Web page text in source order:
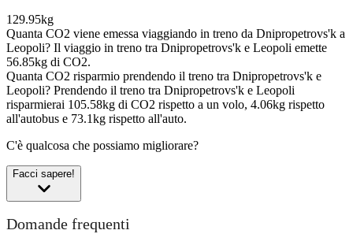
129.95kg
Quanta CO2 viene emessa viaggiando in treno da Dnipropetrovs'k a
Leopoli? Il viaggio in treno tra Dnipropetrovs'k e Leopoli emette
56.85kg di CO2.
Quanta CO2 risparmio prendendo il treno tra Dnipropetrovs'k e
Leopoli? Prendendo il treno tra Dnipropetrovs'k e Leopoli
risparmierai 105.58kg di CO2 rispetto a un volo, 4.06kg rispetto
all'autobus e 73.1kg rispetto all'auto.
C'è qualcosa che possiamo migliorare?
Facci sapere!
Domande frequenti